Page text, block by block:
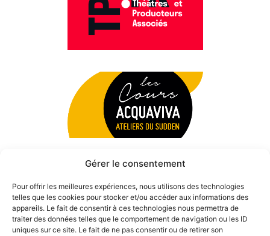
Gérer le consentement
Pour offrir les meilleures expériences, nous utilisons des technologies
telles que les cookies pour stocker et/ou accéder aux informations des
appareils. Le fait de consentir à ces technologies nous permettra de
traiter des données telles que le comportement de navigation ou les ID
uniques sur ce site. Le fait de ne pas consentir ou de retirer son